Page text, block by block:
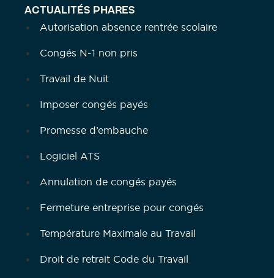
ACTUALITÉS PHARES
Autorisation absence rentrée scolaire
Congés N-1 non pris
Travail de Nuit
Imposer congés payés
Promesse d’embauche
Logiciel ATS
Annulation de congés payés
Fermeture entreprise pour congés
Température Maximale au Travail
Droit de retrait Code du Travail